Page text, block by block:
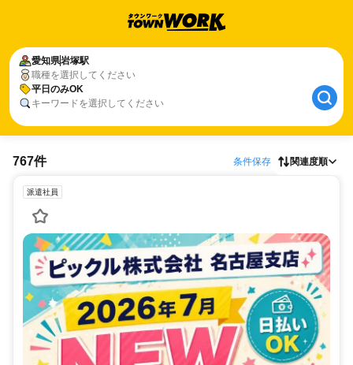
愛知県岩塚駅
職種を選択してください
平日のみOK
キーワードを選択してください
767件 条件保存 関連度順
派遣社員